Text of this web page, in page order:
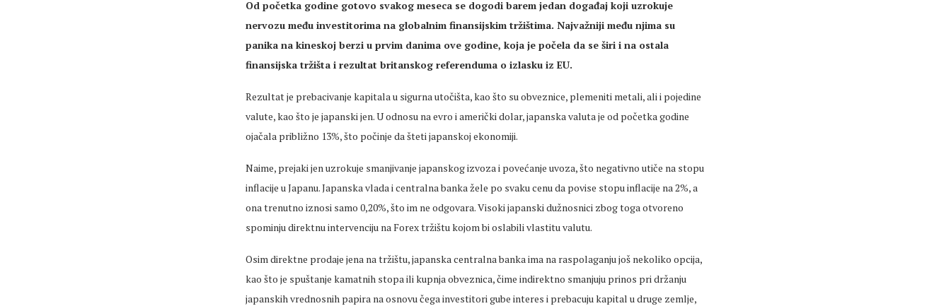
Od početka godine gotovo svakog meseca se dogodi barem jedan događaj koji uzrokuje
nervozu među investitorima na globalnim finansijskim tržištima. Najvažniji među njima su
panika na kineskoj berzi u prvim danima ove godine, koja je počela da se širi i na ostala
finansijska tržišta i rezultat britanskog referenduma o izlasku iz EU.
Rezultat je prebacivanje kapitala u sigurna utočišta, kao što su obveznice, plemeniti metali, ali i pojedine
valute, kao što je japanski jen. U odnosu na evro i američki dolar, japanska valuta je od početka godine
ojačala približno 13%, što počinje da šteti japanskoj ekonomiji.
Naime, prejaki jen uzrokuje smanjivanje japanskog izvoza i povećanje uvoza, što negativno utiče na stopu
inflacije u Japanu. Japanska vlada i centralna banka žele po svaku cenu da povise stopu inflacije na 2%, a
ona trenutno iznosi samo 0,20%, što im ne odgovara. Visoki japanski dužnosnici zbog toga otvoreno
spominju direktnu intervenciju na Forex tržištu kojom bi oslabili vlastitu valutu.
Osim direktne prodaje jena na tržištu, japanska centralna banka ima na raspolaganju još nekoliko opcija,
kao što je spuštanje kamatnih stopa ili kupnja obveznica, čime indirektno smanjuju prinos pri držanju
japanskih vrednosnih papira na osnovu čega investitori gube interes i prebacuju kapital u druge zemlje,